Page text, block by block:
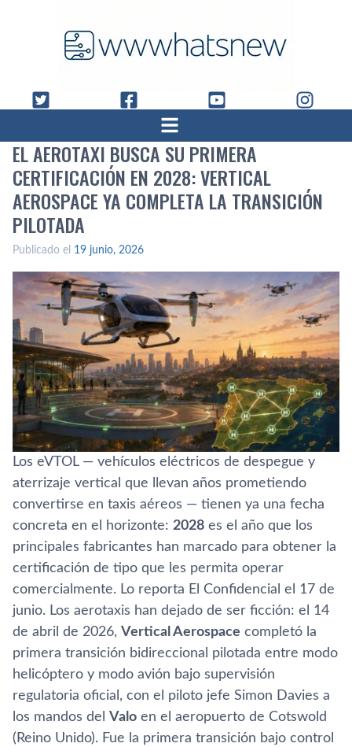
EL AEROTAXI BUSCA SU PRIMERA
CERTIFICACIÓN EN 2028: VERTICAL
AEROSPACE YA COMPLETA LA TRANSICIÓN
PILOTADA
Publicado el 19 junio, 2026
Los eVTOL — vehículos eléctricos de despegue y
aterrizaje vertical que llevan años prometiendo
convertirse en taxis aéreos — tienen ya una fecha
concreta en el horizonte: 2028 es el año que los
principales fabricantes han marcado para obtener la
certificación de tipo que les permita operar
comercialmente. Lo reporta El Confidencial el 17 de
junio. Los aerotaxis han dejado de ser ficción: el 14
de abril de 2026, Vertical Aerospace completó la
primera transición bidireccional pilotada entre modo
helicóptero y modo avión bajo supervisión
regulatoria oficial, con el piloto jefe Simon Davies a
los mandos del Valo en el aeropuerto de Cotswold
(Reino Unido). Fue la primera transición bajo control